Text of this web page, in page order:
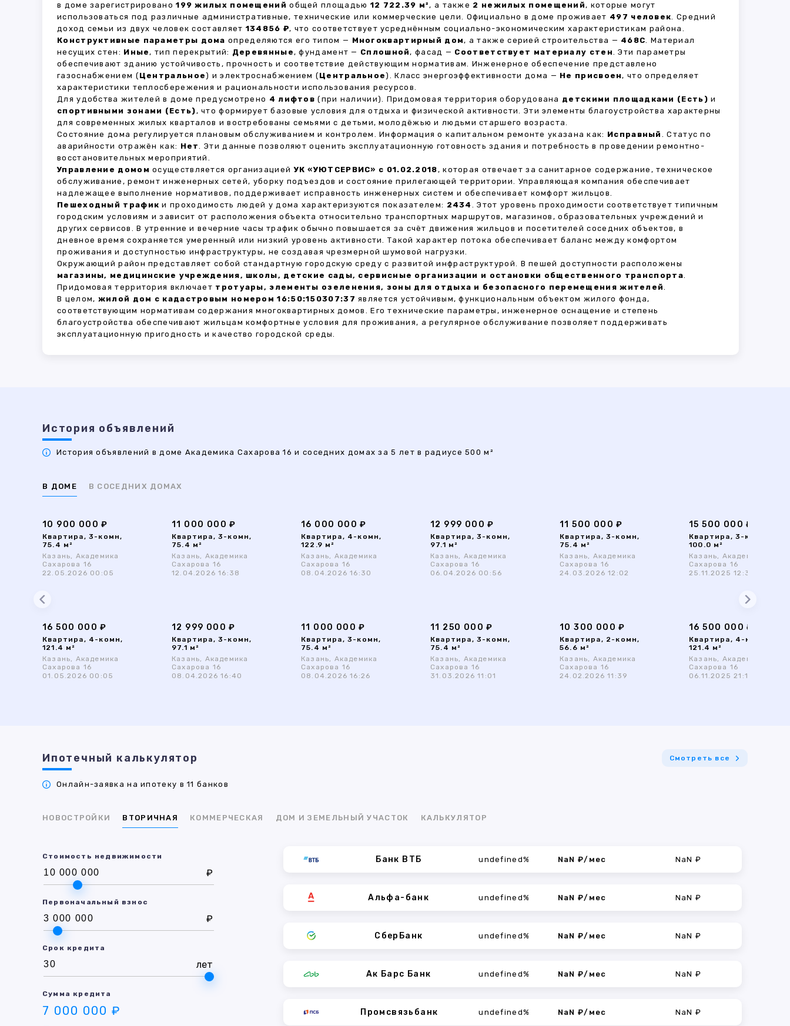
в доме зарегистрировано199 жилых помещений общей площадью 12 722.39 м², а также 2 нежилых помещений, которые могут
использоваться под различные административные, технические или коммерческие цели. Официально в доме проживает 497 человек. Средний
доход семьи из двух человек составляет 134856 ₽, что соответствует усреднённым социально-экономическим характеристикам района.
Конструктивные параметры дома определяются его типом — Многоквартирный дом, а также серией строительства — 468С. Материал
несущих стен: Иные, тип перекрытий: Деревянные, фундамент — Сплошной, фасад — Соответствует материалу стен. Эти параметры
обеспечивают зданию устойчивость, прочность и соответствие действующим нормативам. Инженерное обеспечение представлено
газоснабжением (Центральное) и электроснабжением (Центральное). Класс энергоэффективности дома — Не присвоен, что определяет
характеристики теплосбережения и рациональности использования ресурсов.
Для удобства жителей в доме предусмотрено 4 лифтов (при наличии). Придомовая территория оборудована детскими площадками (Есть) и
спортивными зонами (Есть), что формирует базовые условия для отдыха и физической активности. Эти элементы благоустройства характерны
для современных жилых кварталов и востребованы семьями с детьми, молодёжью и людьми старшего возраста.
Состояние дома регулируется плановым обслуживанием и контролем. Информация о капитальном ремонте указана как: Исправный . Статус по
аварийности отражён как: Нет. Эти данные позволяют оценить эксплуатационную готовность здания и потребность в проведении ремонтно-
восстановительных мероприятий.
Управление домом осуществляется организациейУК «УЮТСЕРВИС» с 01.02.2018, которая отвечает за санитарное содержание, техническое
обслуживание, ремонт инженерных сетей, уборку подъездов и состояние прилегающей территории. Управляющая компания обеспечивает
надлежащее выполнение нормативов, поддерживает исправность инженерных систем и обеспечивает комфорт жильцов.
Пешеходный трафик и проходимость людей у дома характеризуются показателем: 2434 . Этот уровень проходимости соответствует типичным
городским условиям и зависит от расположения объекта относительно транспортных маршрутов, магазинов, образовательных учреждений и
других сервисов. В утренние и вечерние часы трафик обычно повышается за счёт движения жильцов и посетителей соседних объектов, в
дневное время сохраняется умеренный или низкий уровень активности. Такой характер потока обеспечивает баланс между комфортом
проживания и доступностью инфраструктуры, не создавая чрезмерной шумовой нагрузки.
Окружающий район представляет собой стандартную городскую среду с развитой инфраструктурой. В пешей доступности расположены
магазины, медицинские учреждения, школы, детские сады, сервисные организации и остановки общественного транспорта.
Придомовая территория включает тротуары, элементы озеленения, зоны для отдыха и безопасного перемещения жителей.
В целом, жилой дом с кадастровым номером 16:50:150307:37 является устойчивым, функциональным объектом жилого фонда,
соответствующим нормативам содержания многоквартирных домов. Его технические параметры, инженерное оснащение и степень
благоустройства обеспечивают жильцам комфортные условия для проживания, а регулярное обслуживание позволяет поддерживать
эксплуатационную пригодность и качество городской среды.
История объявлений
История объявлений в доме Академика Сахарова 16 и соседних домах за 5 лет в радиусе 500 м²
В ДОМЕ В СОСЕДНИХ ДОМАХ
10 900 000 ₽
Квартира, 3-комн,
75.4 м²
Казань, Академика
Сахарова 16
22.05.2026 00:05
11 000 000 ₽
Квартира, 3-комн,
75.4 м²
Казань, Академика
Сахарова 16
12.04.2026 16:38
16 000 000 ₽
Квартира, 4-комн,
122.9 м²
Казань, Академика
Сахарова 16
08.04.2026 16:30
12 999 000 ₽
Квартира, 3-комн,
97.1 м²
Казань, Академика
Сахарова 16
06.04.2026 00:56
11 500 000 ₽
Квартира, 3-комн,
75.4 м²
Казань, Академика
Сахарова 16
24.03.2026 12:02
15 500 000 ₽
Квартира, 3-комн,
100.0 м²
Казань, Академика
Сахарова 16
25.11.2025 12:32
16 500 000 ₽
Квартира, 4-комн,
121.4 м²
Казань, Академика
Сахарова 16
01.05.2026 00:05
12 999 000 ₽
Квартира, 3-комн,
97.1 м²
Казань, Академика
Сахарова 16
08.04.2026 16:40
11 000 000 ₽
Квартира, 3-комн,
75.4 м²
Казань, Академика
Сахарова 16
08.04.2026 16:26
11 250 000 ₽
Квартира, 3-комн,
75.4 м²
Казань, Академика
Сахарова 16
31.03.2026 11:01
10 300 000 ₽
Квартира, 2-комн,
56.6 м²
Казань, Академика
Сахарова 16
24.02.2026 11:39
16 500 000 ₽
Квартира, 4-комн,
121.4 м²
Казань, Академика
Сахарова 16
06.11.2025 21:14
Ипотечный калькулятор Смотреть все
Онлайн-заявка на ипотеку в 11 банков
НОВОСТРОЙКИ ВТОРИЧНАЯ КОММЕРЧЕСКАЯ ДОМ И ЗЕМЕЛЬНЫЙ УЧАСТОК КАЛЬКУЛЯТОР
Стоимость недвижимости
₽
Первоначальный взнос
₽
Срок кредита
лет
Сумма кредита
7 000 000 ₽
Банк ВТБ undefined% NaN ₽/мес NaN ₽
Альфа-банк undefined% NaN ₽/мес NaN ₽
СберБанк undefined% NaN ₽/мес NaN ₽
Ак Барс Банк undefined% NaN ₽/мес NaN ₽
Промсвязьбанк undefined% NaN ₽/мес NaN ₽